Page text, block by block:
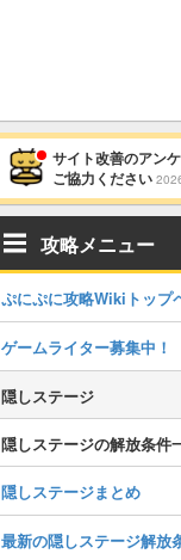
サイト改善のアン
ご協力ください
攻略メニュー
ぷにぷに攻略Wikiトップ
ゲームライター募集中！
隠しステージ
隠しステージの解放条件
隠しステージまとめ
最新の隠しステージ解放